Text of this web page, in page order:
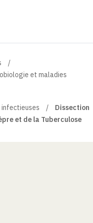
et maladies
Dissection
et de la Tuberculose